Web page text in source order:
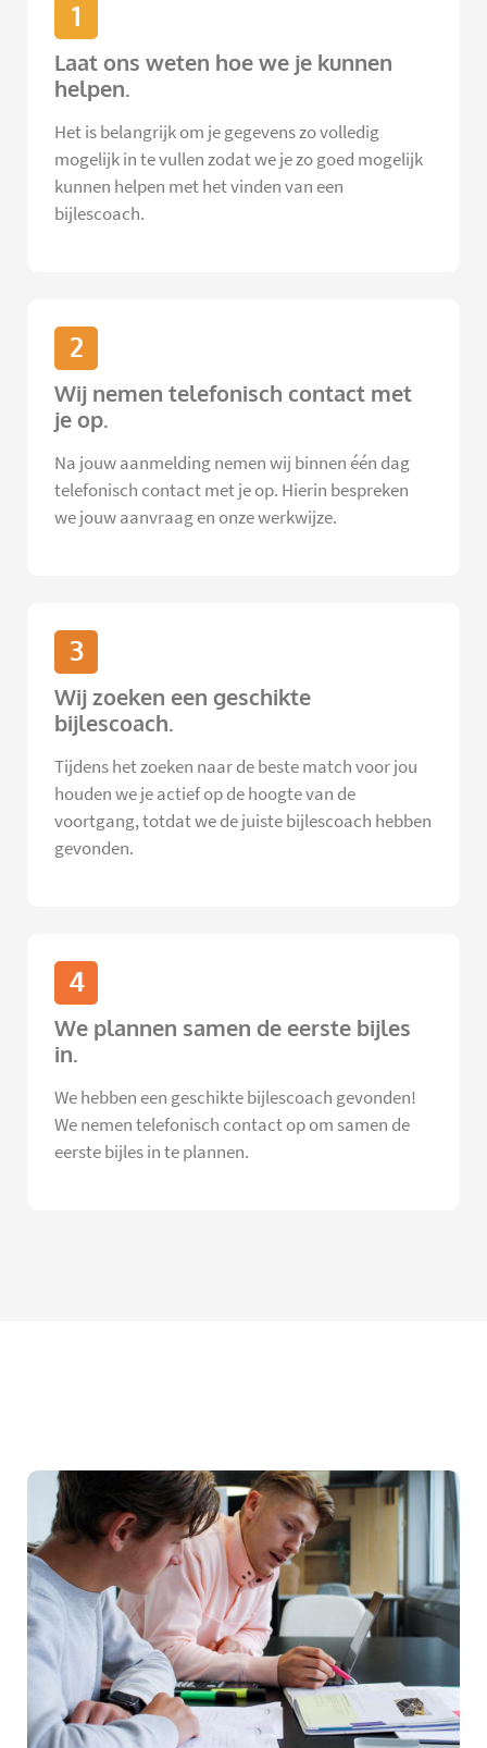
1
Laat ons weten hoe we je kunnen
helpen.
Het is belangrijk om je gegevens zo volledig
mogelijk in te vullen zodat we je zo goed mogelijk
kunnen helpen met het vinden van een
bijlescoach.
2
Wij nemen telefonisch contact met
je op.
Na jouw aanmelding nemen wij binnen één dag
telefonisch contact met je op. Hierin bespreken
we jouw aanvraag en onze werkwijze.
3
Wij zoeken een geschikte
bijlescoach.
Tijdens het zoeken naar de beste match voor jou
houden we je actief op de hoogte van de
voortgang, totdat we de juiste bijlescoach hebben
gevonden.
4
We plannen samen de eerste bijles
in.
We hebben een geschikte bijlescoach gevonden!
We nemen telefonisch contact op om samen de
eerste bijles in te plannen.